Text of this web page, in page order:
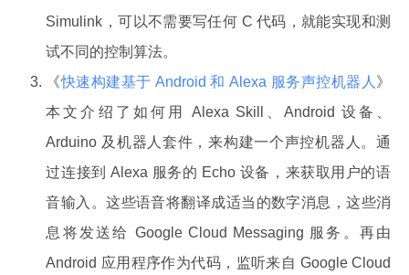
Simulink，可以不需要写任何 C 代码，就能实现和测
试不同的控制算法。
《快速构建基于 Android 和 Alexa 服务声控机器人 》
本文介绍了如何用 Alexa Skill、Android 设备、
Arduino 及机器人套件，来构建一个声控机器人。通
过连接到 Alexa 服务的 Echo 设备，来获取用户的语
音输入。这些语音将翻译成适当的数字消息，这些消
息将发送给 Google Cloud Messaging 服务。再由
Android 应用程序作为代码，监听来自 Google Cloud